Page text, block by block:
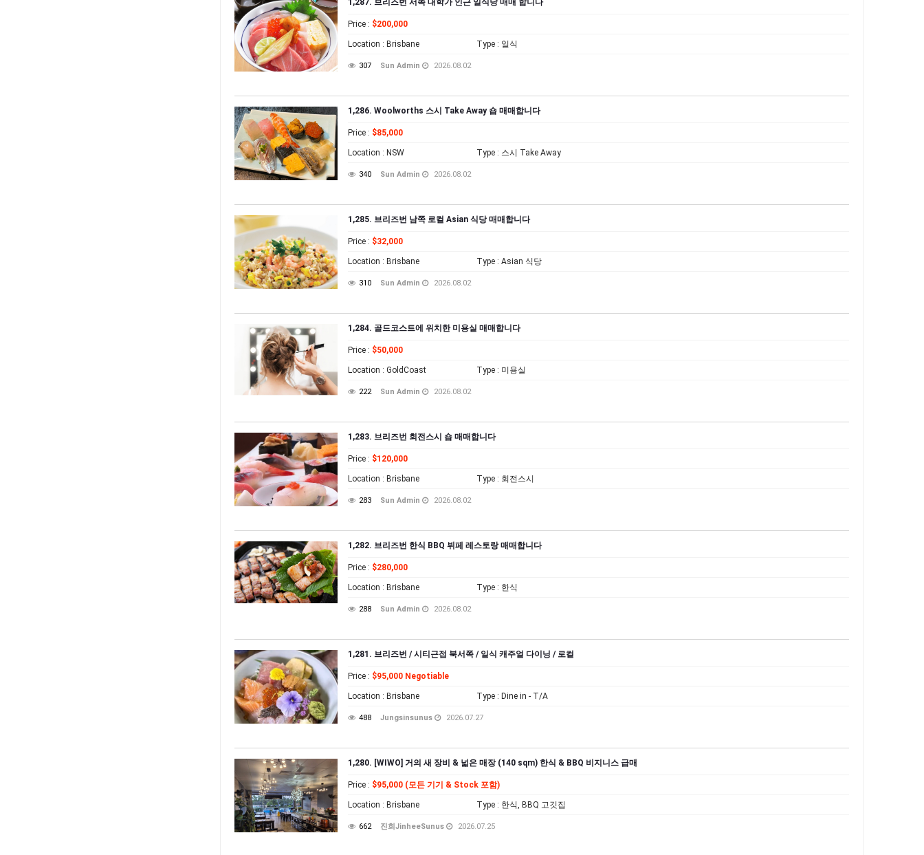
1,287. 브리즈번 서쪽 대학가 인근 일식당 매매 합니다
Price : $200,000
Location : Brisbane Type : 일식
307 Sun Admin 2026.08.02
1,286. Woolworths 스시 Take Away 숍 매매합니다
Price : $85,000
Location : NSW Type : 스시 Take Away
340 Sun Admin 2026.08.02
1,285. 브리즈번 남쪽 로컬 Asian 식당 매매합니다
Price : $32,000
Location : Brisbane Type : Asian 식당
310 Sun Admin 2026.08.02
1,284. 골드코스트에 위치한 미용실 매매합니다
Price : $50,000
Location : GoldCoast Type : 미용실
222 Sun Admin 2026.08.02
1,283. 브리즈번 회전스시 숍 매매합니다
Price : $120,000
Location : Brisbane Type : 회전스시
283 Sun Admin 2026.08.02
1,282. 브리즈번 한식 BBQ 뷔페 레스토랑 매매합니다
Price : $280,000
Location : Brisbane Type : 한식
288 Sun Admin 2026.08.02
1,281. 브리즈번 / 시티근접 북서쪽 / 일식 캐주얼 다이닝 / 로컬
Price : $95,000 Negotiable
Location : Brisbane Type : Dine in - T/A
488 Jungsinsunus 2026.07.27
1,280. [WIWO] 거의 새 장비 & 넓은 매장 (140 sqm) 한식 & BBQ 비지니스 급매
Price : $95,000 (모든 기기 & Stock 포함)
Location : Brisbane Type : 한식, BBQ 고깃집
662 진희JinheeSunus 2026.07.25